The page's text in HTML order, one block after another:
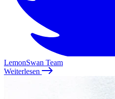
LemonSwan Team
Weiterlesen